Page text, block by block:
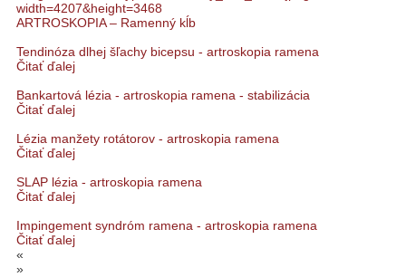
ARTROSKOPIA – Ramenný kĺb
Tendinóza dlhej šľachy bicepsu - artroskopia ramena
Čitať ďalej
Bankartová lézia - artroskopia ramena - stabilizácia
Čitať ďalej
Lézia manžety rotátorov - artroskopia ramena
Čitať ďalej
SLAP lézia - artroskopia ramena
Čitať ďalej
Impingement syndróm ramena - artroskopia ramena
Čitať ďalej
«
»